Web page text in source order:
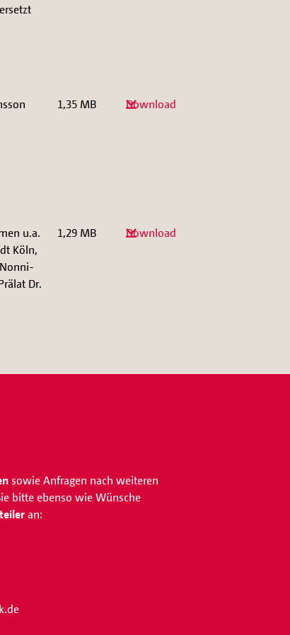
1,35 MB Download
u.a.
Köln,
Dr.
1,29 MB Download
sowie Anfragen nach weiteren
bitte ebenso wie Wünsche
an: